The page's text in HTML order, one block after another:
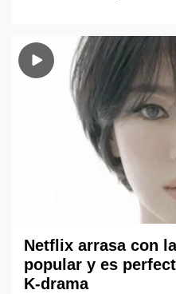
Netflix arrasa con
popular y es
K-drama